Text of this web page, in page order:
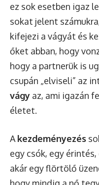
ez sok esetben igaz
sokat jelent
kifejezi a vágyát és
őket abban, hogy
hogy a partnerük is
csupán „elviseli” az
vágy az, ami igazán
életet.
A kezdeményezés
egy csók, egy
akár egy flörtölő